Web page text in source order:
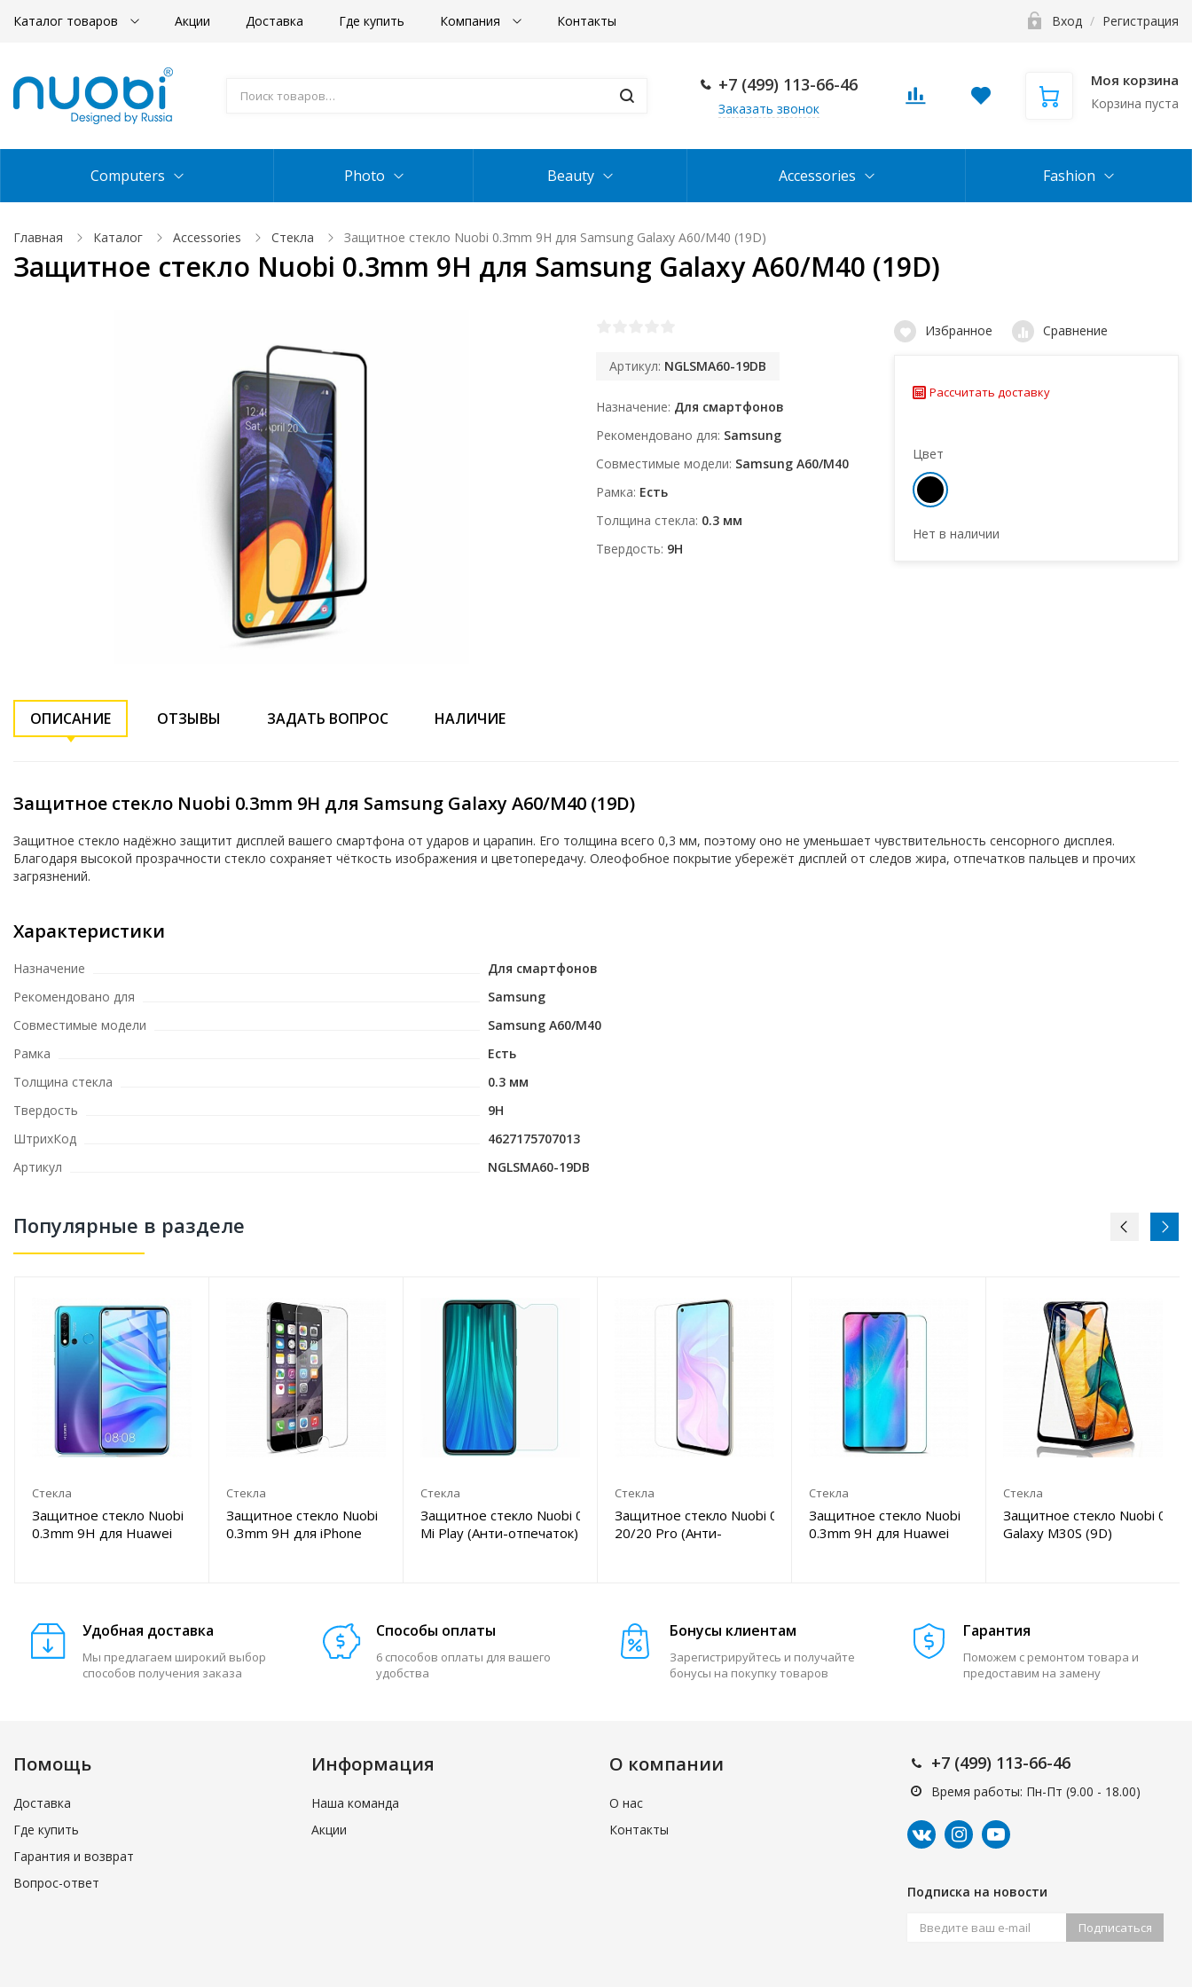
Каталог товаров Акции Доставка Где купить Компания Контакты Вход / Регистрация
+7 (499) 113-66-46
Заказать звонок
Моя корзина
Корзина пуста
Computers Photo Beauty Accessories Fashion
Главная Каталог Accessories Стекла Защитное стекло Nuobi 0.3mm 9H для Samsung Galaxy A60/M40 (19D)
Защитное стекло Nuobi 0.3mm 9H для Samsung Galaxy A60/M40 (19D)
Артикул: NGLSMA60-19DB
Назначение Для смартфонов
Рекомендовано для Samsung
Совместимые модели Samsung A60/M40
Рамка Есть
Толщина стекла 0.3 мм
Твердость 9H
Избранное Сравнение
Рассчитать доставку
Цвет
Нет в наличии
ОПИСАНИЕ ОТЗЫВЫ ЗАДАТЬ ВОПРОС НАЛИЧИЕ
Защитное стекло Nuobi 0.3mm 9H для Samsung Galaxy A60/M40 (19D)
Защитное стекло надёжно защитит дисплей вашего смартфона от ударов и царапин. Его толщина всего 0,3 мм, поэтому оно не уменьшает чувствительность сенсорного дисплея.
Благодаря высокой прозрачности стекло сохраняет чёткость изображения и цветопередачу. Олеофобное покрытие убережёт дисплей от следов жира, отпечатков пальцев и прочих
загрязнений.
Характеристики
Назначение
Для смартфонов
Рекомендовано для
Samsung
Совместимые модели
Samsung A60/M40
Рамка
Есть
Толщина стекла
0.3 мм
Твердость
9H
ШтрихКод
4627175707013
Артикул
NGLSMA60-19DB
Популярные в разделе
Стекла
Защитное стекло Nuobi
0.3mm 9H для Huawei
Стекла
Защитное стекло Nuobi
0.3mm 9H для iPhone
Стекла
Защитное стекло Nuobi 0.3mm 9H для Xiaomi
Mi Play (Анти-отпечаток)
Стекла
Защитное стекло Nuobi 0.3mm 9H для Honor
20/20 Pro (Анти-
Стекла
Защитное стекло Nuobi
0.3mm 9H для Huawei
Стекла
Защитное стекло Nuobi
Galaxy M30S (9D)
Удобная доставка
Мы предлагаем широкий выбор
способов получения заказа
Способы оплаты
6 способов оплаты для вашего
удобства
Бонусы клиентам
Зарегистрируйтесь и получайте
бонусы на покупку товаров
Гарантия
Поможем с ремонтом товара и
предоставим на замену
Помощь
Доставка
Где купить
Гарантия и возврат
Вопрос-ответ
Информация
Наша команда
Акции
О компании
О нас
Контакты
+7 (499) 113-66-46
Время работы: Пн-Пт (9.00 - 18.00)
Подписка на новости
Подписаться